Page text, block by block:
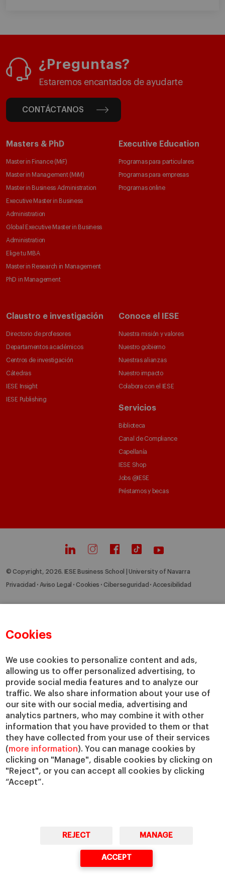
Cookies
We use cookies to personalize content and ads,
allowing us to offer personalized advertising, to
provide social media features and to analyze our
traffic. We also share information about your use of
our site with our social media, advertising and
analytics partners, who may combine it with other
information that you have provided to them or that
they have collected from your use of their services
(more information). You can manage cookies by
clicking on "Manage", disable cookies by clicking on
"Reject", or you can accept all cookies by clicking
“Accept”.
REJECT MANAGE
ACCEPT
¿Preguntas?
Estaremos encantados de ayudarte
CONTÁCTANOS
Masters & PhD
Master in Finance (MiF)
Master in Management (MiM)
Master in Business Administration
Executive Master in Business
Administration
Global Executive Master in Business
Administration
Elige tu MBA
Master in Research in Management
PhD in Management
Executive Education
Programas para particulares
Programas para empresas
Programas online
Claustro e investigación
Directorio de profesores
Departamentos académicos
Centros de investigación
Cátedras
IESE Insight
IESE Publishing
Conoce el IESE
Nuestra misión y valores
Nuestro gobierno
Nuestras alianzas
Nuestro impacto
Colabora con el IESE
Servicios
Biblioteca
Canal de Compliance
Capellanía
IESE Shop
Jobs @IESE
Préstamos y becas
© Copyright, 2026. IESE Business School | University of Navarra
Privacidad Aviso Legal Cookies Ciberseguridad Accesibilidad